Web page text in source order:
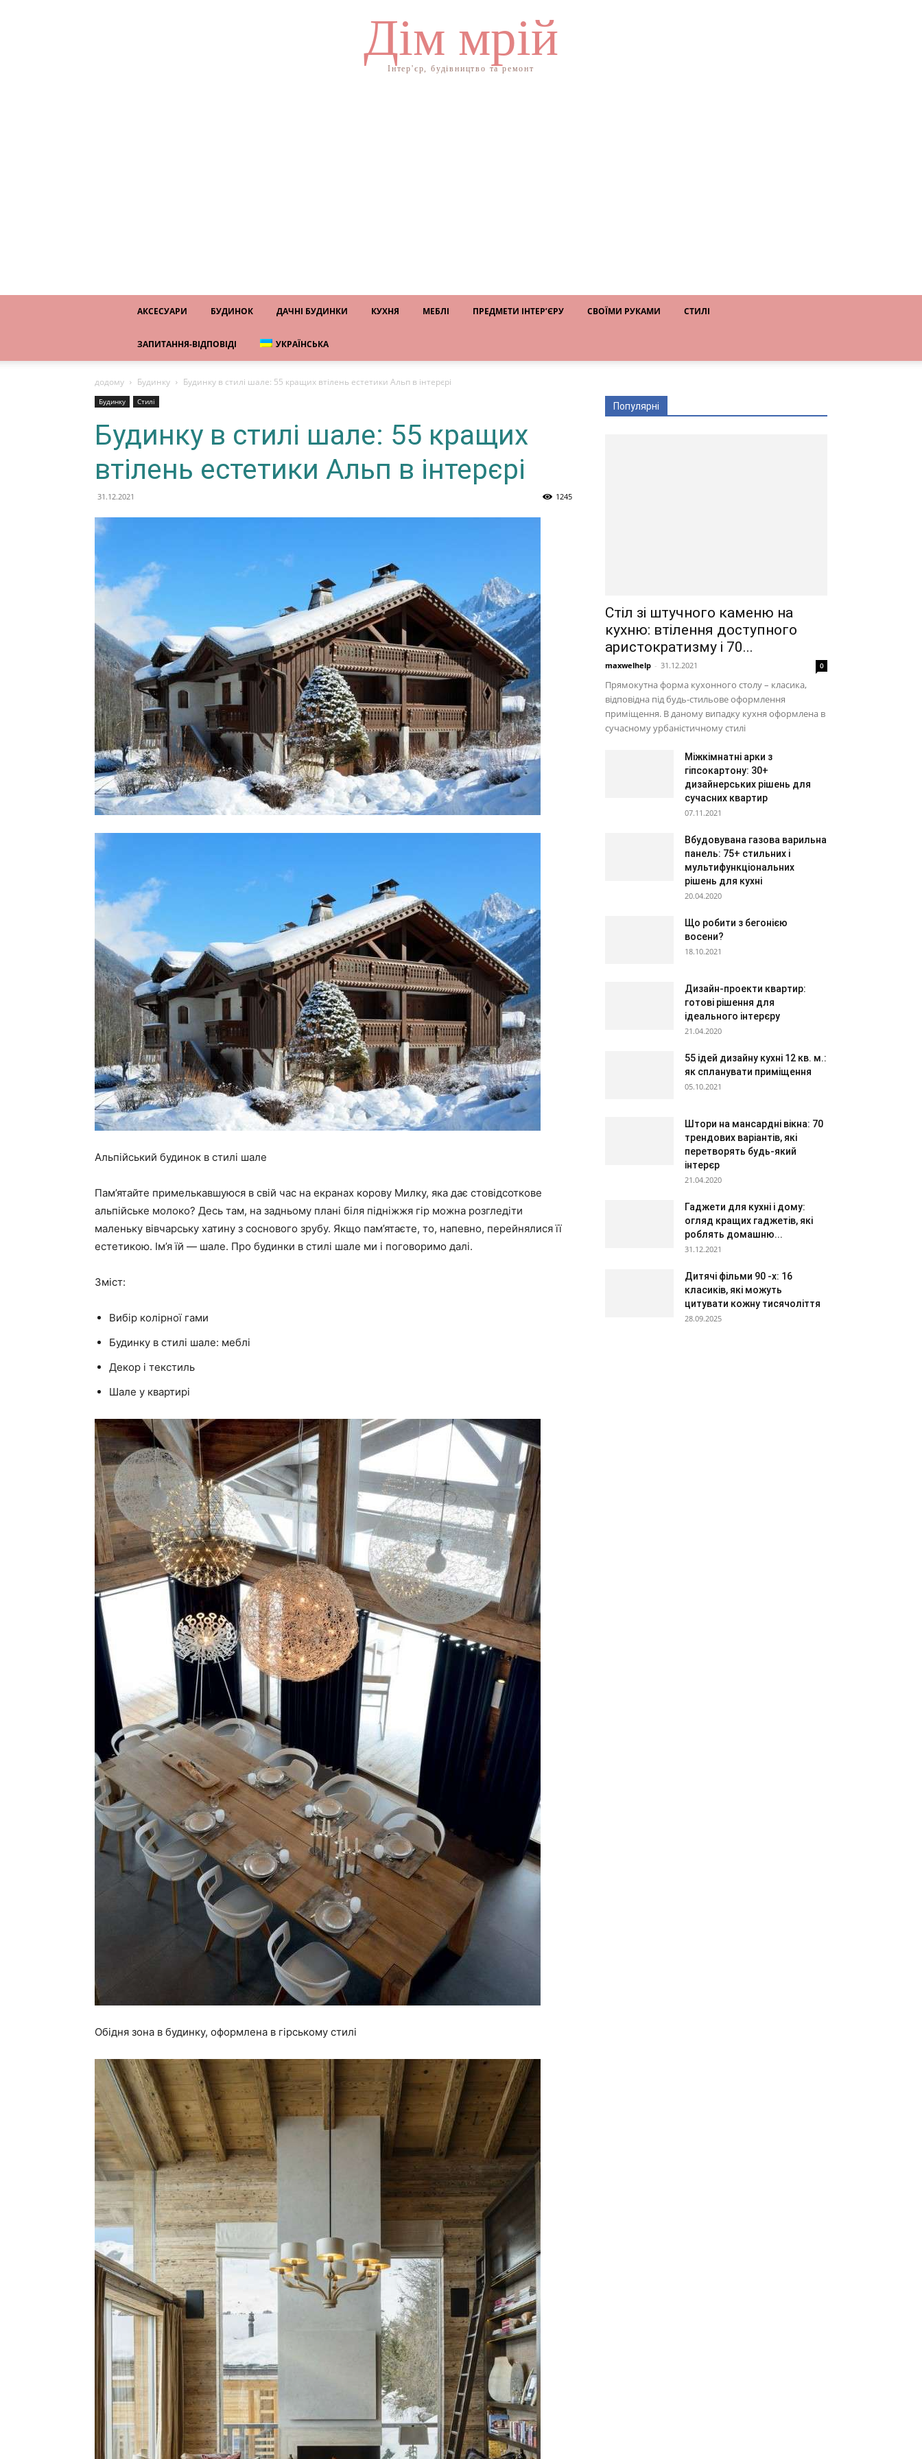
Дім мрій
Інтер'єр, будівництво та ремонт
АКСЕСУАРИ БУДИНОК ДАЧНІ БУДИНКИ КУХНЯ МЕБЛІ ПРЕДМЕТИ ІНТЕР’ЄРУ СВОЇМИ РУКАМИ СТИЛІ
ЗАПИТАННЯ-ВІДПОВІДІ УКРАЇНСЬКА
додому Будинку Будинку в стилі шале: 55 кращих втілень естетики Альп в інтерєрі
Будинку Стилі
Будинку в стилі шале: 55 кращих
втілень естетики Альп в інтерєрі
31.12.2021 1245
Альпійський будинок в стилі шале
Пам’ятайте примелькавшуюся в свій час на екранах корову Милку, яка дає стовідсоткове
альпійське молоко? Десь там, на задньому плані біля підніжжя гір можна розгледіти
маленьку вівчарську хатину з соснового зрубу. Якщо пам’ятаєте, то, напевно, перейнялися її
естетикою. Ім’я їй — шале. Про будинки в стилі шале ми і поговоримо далі.
Зміст:
Вибір колірної гами
Будинку в стилі шале: меблі
Декор і текстиль
Шале у квартирі
Обідня зона в будинку, оформлена в гірському стилі
Популярні
Стіл зі штучного каменю на
кухню: втілення доступного
аристократизму і 70...
maxwelhelp - 31.12.2021 0
Прямокутна форма кухонного столу – класика,
відповідна під будь-стильове оформлення
приміщення. В даному випадку кухня оформлена в
сучасному урбаністичному стилі
Міжкімнатні арки з
гіпсокартону: 30+
дизайнерських рішень для
сучасних квартир
07.11.2021
Вбудовувана газова варильна
панель: 75+ стильних і
мультифункціональних
рішень для кухні
20.04.2020
Що робити з бегонією
восени?
18.10.2021
Дизайн-проекти квартир:
готові рішення для
ідеального інтерєру
21.04.2020
55 ідей дизайну кухні 12 кв. м.:
як спланувати приміщення
05.10.2021
Штори на мансардні вікна: 70
трендових варіантів, які
перетворять будь-який
інтерєр
21.04.2020
Гаджети для кухні і дому:
огляд кращих гаджетів, які
роблять домашню...
31.12.2021
Дитячі фільми 90 -х: 16
класиків, які можуть
цитувати кожну тисячоліття
28.09.2025